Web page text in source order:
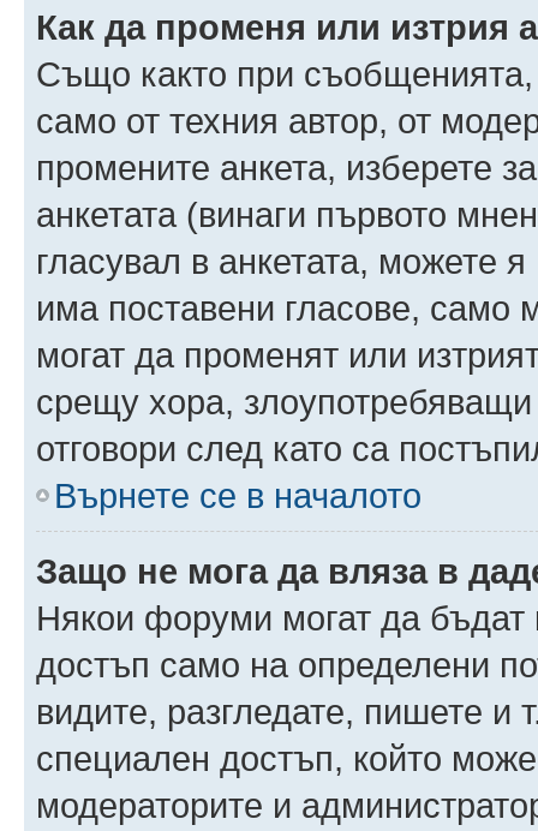
Как да променя или изтрия
Също както при съобщенията,
само от техния автор, от
промените анкета, изберете
анкетата (винаги първото
гласувал в анкетата, можете
има поставени гласове, само
могат да променят или
срещу хора,
отговори след като са
Върнете се в началото
Защо не мога да вляза в
Някои форуми могат да бъдат
достъп само на определени
видите, разгледате, пишете
специален достъп, който
модераторите и